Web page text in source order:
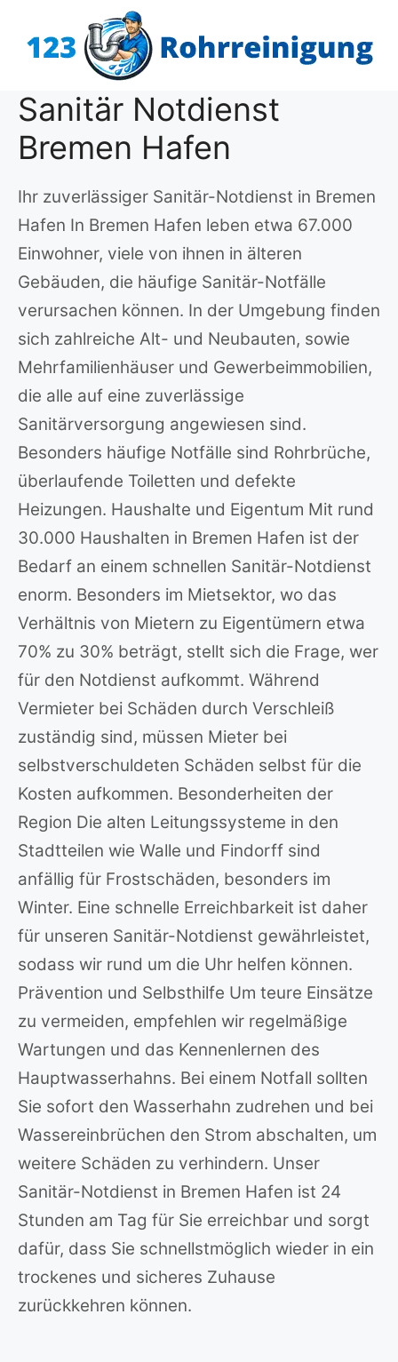
Inhalt
Sanitär Notdienst
Bremen Hafen
Ihr zuverlässiger Sanitär-Notdienst in Bremen
Hafen In Bremen Hafen leben etwa 67.000
Einwohner, viele von ihnen in älteren
Gebäuden, die häufige Sanitär-Notfälle
verursachen können. In der Umgebung finden
sich zahlreiche Alt- und Neubauten, sowie
Mehrfamilienhäuser und Gewerbeimmobilien,
die alle auf eine zuverlässige
Sanitärversorgung angewiesen sind.
Besonders häufige Notfälle sind Rohrbrüche,
überlaufende Toiletten und defekte
Heizungen. Haushalte und Eigentum Mit rund
30.000 Haushalten in Bremen Hafen ist der
Bedarf an einem schnellen Sanitär-Notdienst
enorm. Besonders im Mietsektor, wo das
Verhältnis von Mietern zu Eigentümern etwa
70% zu 30% beträgt, stellt sich die Frage, wer
für den Notdienst aufkommt. Während
Vermieter bei Schäden durch Verschleiß
zuständig sind, müssen Mieter bei
selbstverschuldeten Schäden selbst für die
Kosten aufkommen. Besonderheiten der
Region Die alten Leitungssysteme in den
Stadtteilen wie Walle und Findorff sind
anfällig für Frostschäden, besonders im
Winter. Eine schnelle Erreichbarkeit ist daher
für unseren Sanitär-Notdienst gewährleistet,
sodass wir rund um die Uhr helfen können.
Prävention und Selbsthilfe Um teure Einsätze
zu vermeiden, empfehlen wir regelmäßige
Wartungen und das Kennenlernen des
Hauptwasserhahns. Bei einem Notfall sollten
Sie sofort den Wasserhahn zudrehen und bei
Wassereinbrüchen den Strom abschalten, um
weitere Schäden zu verhindern. Unser
Sanitär-Notdienst in Bremen Hafen ist 24
Stunden am Tag für Sie erreichbar und sorgt
dafür, dass Sie schnellstmöglich wieder in ein
trockenes und sicheres Zuhause
zurückkehren können.